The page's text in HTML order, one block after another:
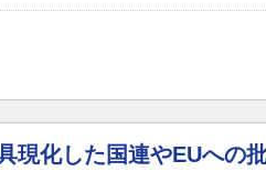
現化した国連やEUへの